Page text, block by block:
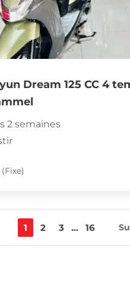
Dream 125 CC 4
2 semaines
(Fixe)
1 2 3 ... 16